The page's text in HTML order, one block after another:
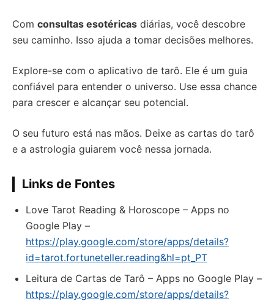
Com consultas esotéricas diárias, você descobre
seu caminho. Isso ajuda a tomar decisões melhores.
Explore-se com o aplicativo de tarô. Ele é um guia
confiável para entender o universo. Use essa chance
para crescer e alcançar seu potencial.
O seu futuro está nas mãos. Deixe as cartas do tarô
e a astrologia guiarem você nessa jornada.
Links de Fontes
Love Tarot Reading & Horoscope – Apps no
Google Play –
https://play.google.com/store/apps/details?
id=tarot.fortuneteller.reading&hl=pt_PT
Leitura de Cartas de Tarô – Apps no Google Play –
https://play.google.com/store/apps/details?